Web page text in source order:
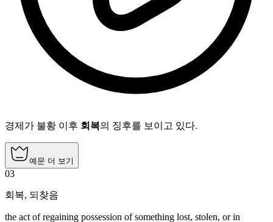
경제가 불황 이후 회복의 징후를 보이고 있다.
예문 더 보기
03
회복, 되찾음
the act of regaining possession of something lost, stolen, or in